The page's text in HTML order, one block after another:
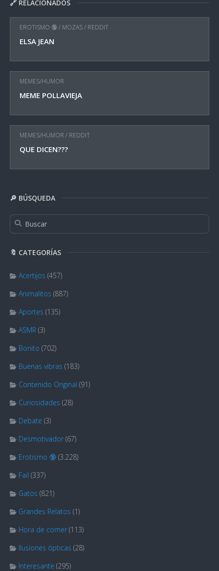
🔗 RELACIONADOS
EROTISMO 🔞/ MOZAS/ REDDIT
ELSA JEAN
MEMES/HUMOR
MEME POLLAVIEJA
MEMES/HUMOR / REDDIT
QUE DICEN???
🔎 BÚSQUEDA
🔖 CATEGORÍAS
Acertijos (457)
Animalitos (887)
Aportes (135)
ASMR (3)
Bonito (702)
Buenas vibras (183)
Contenido Original (91)
Curiosidades (28)
Debate (3)
Desmotivador (67)
Erotismo 🔞 (3.228)
Fail (337)
Gatos (821)
Grandes Relatos (1)
Hora de comer (113)
Ilusiones ópticas (28)
Interesante (295)